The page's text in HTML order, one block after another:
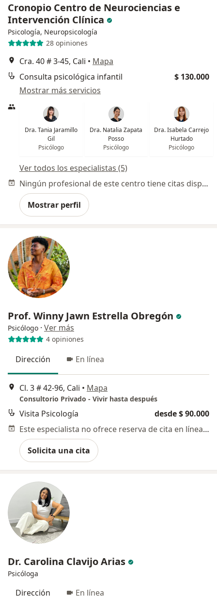
Cronopio Centro de Neurociencias e
Intervención Clínica
Psicología, Neuropsicología
28 opiniones
Cra. 40 # 3-45, Cali • Mapa
Consulta psicológica infantil
$ 130.000
Mostrar más servicios
Dra. Tania Jaramillo
Gil
Psicólogo
Dra. Natalia Zapata
Posso
Psicólogo
Dra. Isabela Carrejo
Hurtado
Psicólogo
Ver todos los especialistas (5)
Ningún profesional de este centro tiene citas disponibles
Mostrar perfil
Prof. Winny Jawn Estrella Obregón
Psicólogo · Ver más
4 opiniones
Dirección En línea
Cl. 3 # 42-96, Cali • Mapa
Consultorio Privado - Vivir hasta después
Visita Psicología
desde $ 90.000
Este especialista no ofrece reserva de cita en línea en esta dirección.
Solicita una cita
Dr. Carolina Clavijo Arias
Psicóloga
Dirección En línea